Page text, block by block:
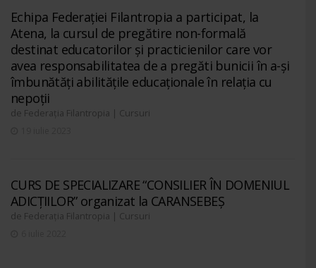
Echipa Federației Filantropia a participat, la
Atena, la cursul de pregătire non-formală
destinat educatorilor și practicienilor care vor
avea responsabilitatea de a pregăti bunicii în a-și
îmbunătăți abilitățile educaționale în relația cu
nepoții
de Federația Filantropia | Cursuri
CURS DE SPECIALIZARE “CONSILIER ÎN DOMENIUL
ADICȚIILOR” organizat la CARANSEBEȘ
de Federația Filantropia | Cursuri